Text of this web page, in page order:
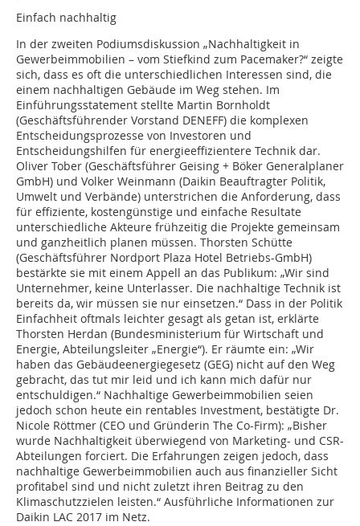
Einfach nachhaltig
In der zweiten Podiumsdiskussion „Nachhaltigkeit in
Gewerbeimmobilien – vom Stiefkind zum Pacemaker?“ zeigte
sich, dass es oft die unterschiedlichen Interessen sind, die
einem nachhaltigen Gebäude im Weg stehen. Im
Einführungsstatement stellte Martin Bornholdt
(Geschäftsführender Vorstand DENEFF) die komplexen
Entscheidungsprozesse von Investoren und
Entscheidungshilfen für energieeffizientere Technik dar.
Oliver Tober (Geschäftsführer Geising + Böker Generalplaner
GmbH) und Volker Weinmann (Daikin Beauftragter Politik,
Umwelt und Verbände) unterstrichen die Anforderung, dass
für effiziente, kostengünstige und einfache Resultate
unterschiedliche Akteure frühzeitig die Projekte gemeinsam
und ganzheitlich planen müssen. Thorsten Schütte
(Geschäftsführer Nordport Plaza Hotel Betriebs-GmbH)
bestärkte sie mit einem Appell an das Publikum: „Wir sind
Unternehmer, keine Unterlasser. Die nachhaltige Technik ist
bereits da, wir müssen sie nur einsetzen.“ Dass in der Politik
Einfachheit oftmals leichter gesagt als getan ist, erklärte
Thorsten Herdan (Bundesministerium für Wirtschaft und
Energie, Abteilungsleiter „Energie“). Er räumte ein: „Wir
haben das Gebäudeenergiegesetz (GEG) nicht auf den Weg
gebracht, das tut mir leid und ich kann mich dafür nur
entschuldigen.“ Nachhaltige Gewerbeimmobilien seien
jedoch schon heute ein rentables Investment, bestätigte Dr.
Nicole Röttmer (CEO und Gründerin The Co-Firm): „Bisher
wurde Nachhaltigkeit überwiegend von Marketing- und CSR-
Abteilungen forciert. Die Erfahrungen zeigen jedoch, dass
nachhaltige Gewerbeimmobilien auch aus finanzieller Sicht
profitabel sind und nicht zuletzt ihren Beitrag zu den
Klimaschutzzielen leisten.“ Ausführliche Informationen zur
Daikin LAC 2017 im Netz.